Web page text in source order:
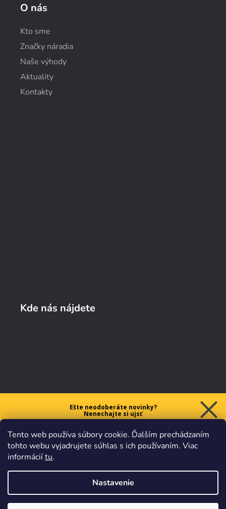
Tento web používa súbory cookie. Ďalším prechádzaním
tohto webu vyjadrujete súhlas s ich používaním. Viac
informáciítu.
Nastavenie
O nás
Kto sme
Značky náradia
Naše výhody
Aktuality
Kontakty
Kde nás nájdete
Ešte neodoberáte novinky?
Nenechajte si ujsť
na prvý nákup nad 40 €.
Chcem zľavu